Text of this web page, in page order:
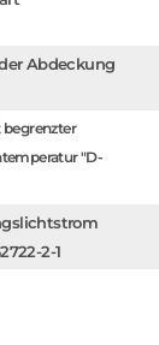
Abdeckung
"D-
2-1